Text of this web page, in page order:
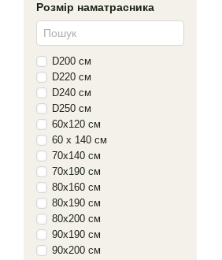
Розмір наматрасника
D200 см
D220 см
D240 см
D250 см
60х120 см
60 x 140 см
70х140 см
70х190 см
80х160 см
80х190 см
80х200 см
90х190 см
90х200 см